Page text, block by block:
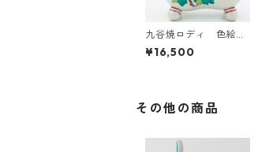
九谷焼ロディ 色絵草
花
¥16,500
その他の商品